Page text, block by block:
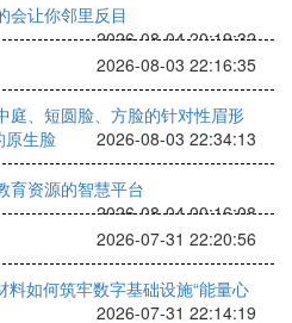
会让你邻里反目
2026-08-04 20:19:32
2026-08-03 22:16:35
庭、短圆脸、方脸的针对性眉形
原生脸
2026-08-03 22:34:13
育资源的智慧平台
2026-08-04 00:16:08
2026-07-31 22:20:56
如何筑牢数字基础设施“能量心
2026-07-31 22:14:19